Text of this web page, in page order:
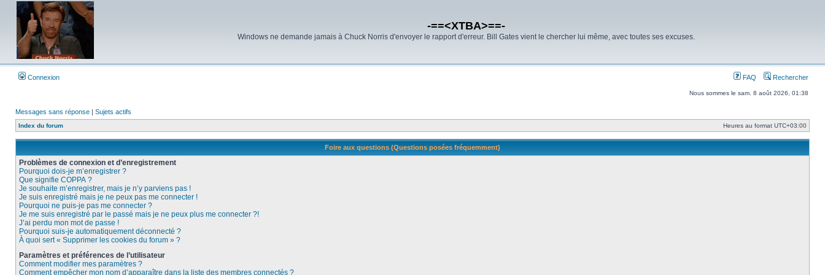
-==<XTBA>==-
Windows ne demande jamais à Chuck Norris d'envoyer le rapport d'erreur. Bill Gates vient le chercher lui même, avec toutes ses excuses.
Connexion FAQ Rechercher
Nous sommes le sam. 8 août 2026, 01:38
Messages sans réponse | Sujets actifs
Index du forum Heures au format UTC+03:00
Foire aux questions (Questions posées fréquemment)
Problèmes de connexion et d’enregistrement
Pourquoi dois-je m’enregistrer ?
Que signifie COPPA ?
Je souhaite m’enregistrer, mais je n’y parviens pas !
Je suis enregistré mais je ne peux pas me connecter !
Pourquoi ne puis-je pas me connecter ?
Je me suis enregistré par le passé mais je ne peux plus me connecter ?!
J’ai perdu mon mot de passe !
Pourquoi suis-je automatiquement déconnecté ?
À quoi sert « Supprimer les cookies du forum » ?
Paramètres et préférences de l’utilisateur
Comment modifier mes paramètres ?
Comment empêcher mon nom d’apparaître dans la liste des membres connectés ?